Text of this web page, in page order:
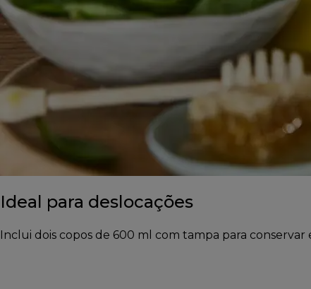
Ideal para deslocações
Inclui dois copos de 600 ml com tampa para